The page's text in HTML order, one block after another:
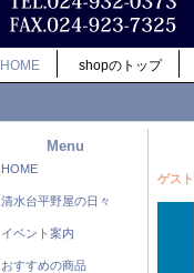
HOME shopのトップ
Menu
HOME
清水台平野屋の日々
イベント案内
おすすめの商品
ゲスト